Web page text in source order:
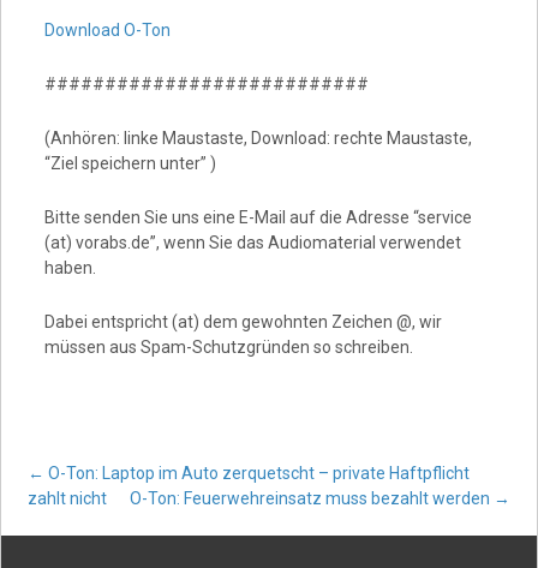
Download O-Ton
###########################
(Anhören: linke Maustaste, Download: rechte Maustaste,
“Ziel speichern unter” )
Bitte senden Sie uns eine E-Mail auf die Adresse “service
(at) vorabs.de”, wenn Sie das Audiomaterial verwendet
haben.
Dabei entspricht (at) dem gewohnten Zeichen @, wir
müssen aus Spam-Schutzgründen so schreiben.
Post
← O-Ton: Laptop im Auto zerquetscht – private Haftpflicht
zahlt nicht
O-Ton: Feuerwehreinsatz muss bezahlt werden →